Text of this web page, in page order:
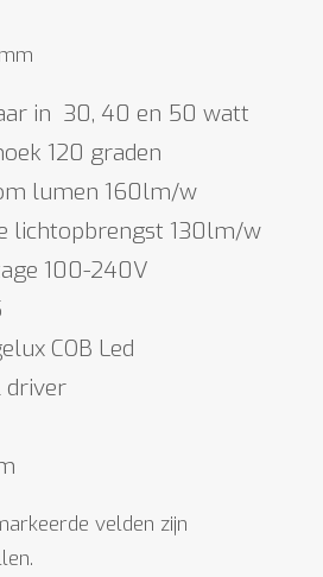
in 30, 40 en 50 watt
120 graden
lumen 160lm/w
lichtopbrengst 130lm/w
100-240V
COB Led
driver
velden zijn